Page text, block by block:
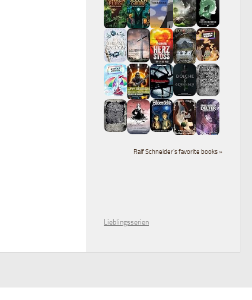
Ralf Schneider's favorite books »
Lieblingsserien